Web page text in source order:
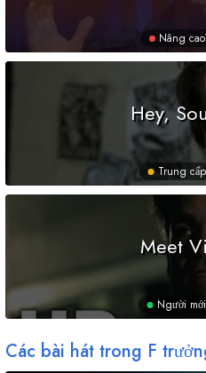
Nâng cao
Hey,
Trung cấp
Meet
Người mới
Các bài hát trong F